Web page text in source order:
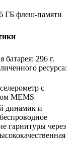
ГБ флеш-памяти
батарея: 296 г.
ресурса:
с
MEMS
динамик и
гарнитуры через